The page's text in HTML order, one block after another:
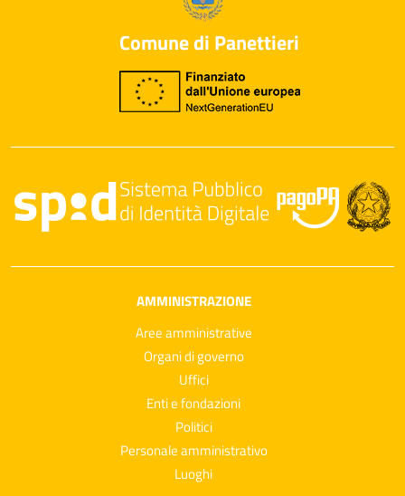
Comune di Panettieri
AMMINISTRAZIONE
Aree amministrative
Organi di governo
Uffici
Enti e fondazioni
Politici
Personale amministrativo
Luoghi